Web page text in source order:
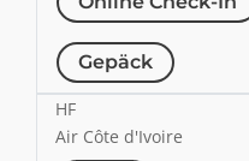
Gepäck
HF
Air Côte d'Ivoire